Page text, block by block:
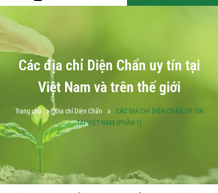
Các địa chỉ Diện Chẩn uy tín tại
Việt Nam và trên thế giới
Trang chủ Địa chỉ Diện Chẩn
CÁC ĐỊA CHỈ DIỆN CHẨN UY TÍN
TẠI VIỆT NAM (PHẦN 1)